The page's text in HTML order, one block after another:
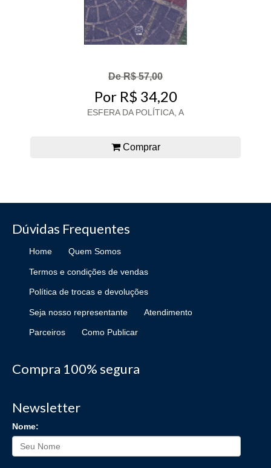
De R$ 57,00
Por R$ 34,20
ESFERA DA POLÍTICA, A
Comprar
Dúvidas Frequentes
Home Quem Somos
Termos e condições de vendas
Política de trocas e devoluções
Seja nosso representante Atendimento
Parceiros Como Publicar
Compra 100% segura
Newsletter
Nome: